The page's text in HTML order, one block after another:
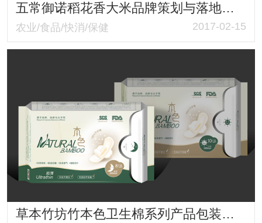
五常御诺稻花香大米品牌策划与落地制作
农业/食品/快消/保健 2017-02-15
草本竹坊竹本色卫生棉系列产品包装设计